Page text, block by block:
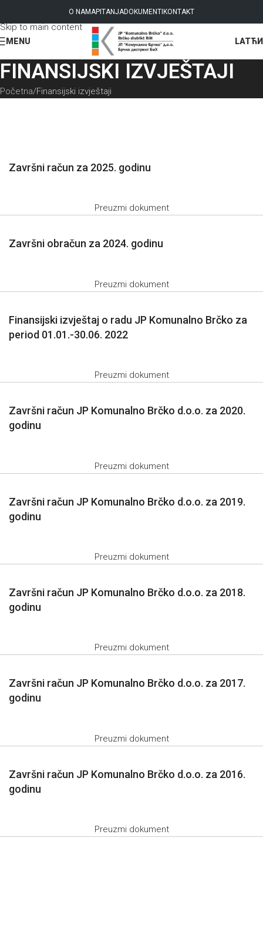
Skip to navigation
Skip to main content
O NAMAPITANJADOKUMENTI KONTAKT
MENU LAT
FINANSIJSKI IZVJEŠTAJI
Početna Finansijski izvještaji
Završni račun za 2025. godinu
Preuzmi dokument
Završni obračun za 2024. godinu
Preuzmi dokument
Finansijski izvještaj o radu JP Komunalno Brčko za
period 01.01.-30.06. 2022
Preuzmi dokument
Završni račun JP Komunalno Brčko d.o.o. za 2020.
godinu
Preuzmi dokument
Završni račun JP Komunalno Brčko d.o.o. za 2019.
godinu
Preuzmi dokument
Završni račun JP Komunalno Brčko d.o.o. za 2018.
godinu
Preuzmi dokument
Završni račun JP Komunalno Brčko d.o.o. za 2017.
godinu
Preuzmi dokument
Završni račun JP Komunalno Brčko d.o.o. za 2016.
godinu
Preuzmi dokument